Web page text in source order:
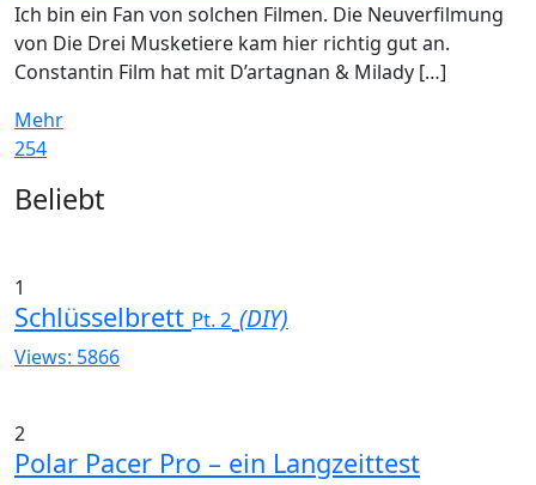
Ich bin ein Fan von solchen Filmen. Die Neuverfilmung
von Die Drei Musketiere kam hier richtig gut an.
Constantin Film hat mit D’artagnan & Milady […]
Mehr
254
Widgets
Beliebt
1
Schlüsselbrett Pt. 2 (DIY)
Views: 5866
2
Polar Pacer Pro – ein Langzeittest